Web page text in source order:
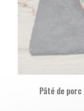
Pâté de